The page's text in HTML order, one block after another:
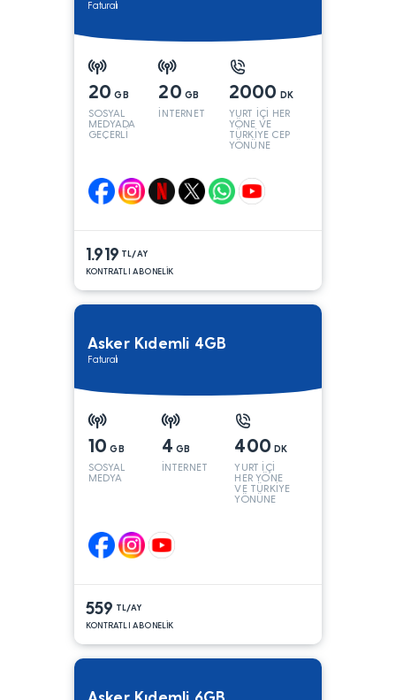
Faturalı
20 GB
SOSYAL
MEDYADA
GEÇERLİ
20 GB
İNTERNET
2000 DK
YURT İÇİ HER
YÖNE VE
TÜRKİYE CEP
YÖNÜNE
1.919 TL/AY
KONTRATLI ABONELİK
Asker Kıdemli 4GB
Faturalı
10 GB
SOSYAL
MEDYA
4 GB
İNTERNET
400 DK
YURT İÇİ
HER YÖNE
VE TÜRKİYE
YÖNÜNE
559 TL/AY
KONTRATLI ABONELİK
Asker Kıdemli 6GB